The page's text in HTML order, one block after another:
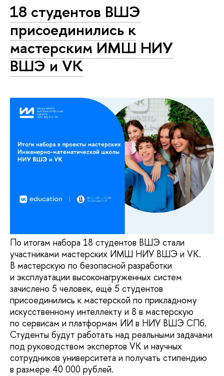
18 студентов ВШЭ
присоединились к
мастерским ИМШ НИУ
ВШЭ и VK
По итогам набора 18 студентов ВШЭ стали
участниками мастерских ИМШ НИУ ВШЭ и VK.
В мастерскую по безопасной разработки
и эксплуатации высоконагруженных систем
зачислено 5 человек, ещё 5 студентов
присоединились к мастерской по прикладному
искусственному интеллекту и 8 в мастерскую
по сервисам и платформам ИИ в НИУ ВШЭ СПб.
Студенты будут работать над реальными задачами
под руководством экспертов VK и научных
сотрудников университета и получать стипендию
в размере 40 000 рублей.